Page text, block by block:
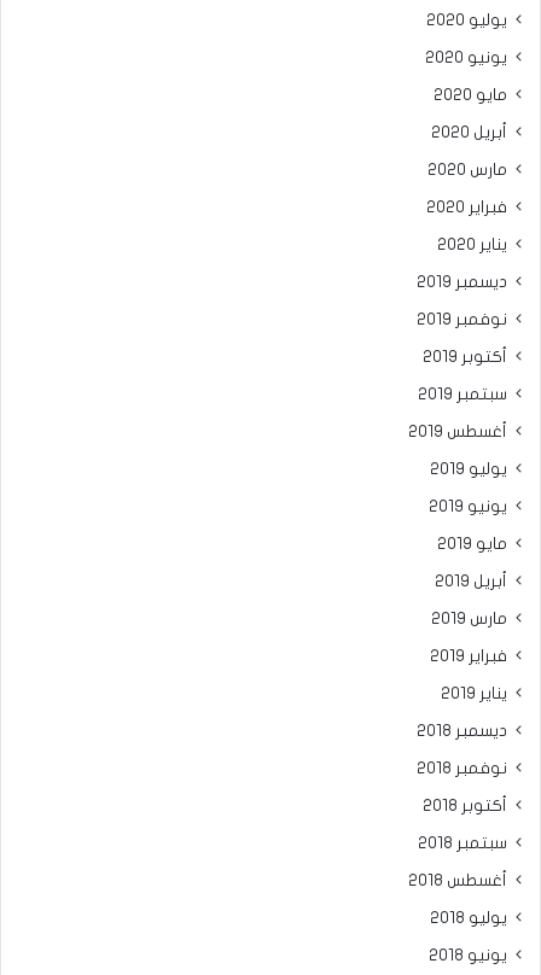
يوليو 2020
يونيو 2020
مايو 2020
أبريل 2020
مارس 2020
فبراير 2020
يناير 2020
ديسمبر 2019
نوفمبر 2019
أكتوبر 2019
سبتمبر 2019
أغسطس 2019
يوليو 2019
يونيو 2019
مايو 2019
أبريل 2019
مارس 2019
فبراير 2019
يناير 2019
ديسمبر 2018
نوفمبر 2018
أكتوبر 2018
سبتمبر 2018
أغسطس 2018
يوليو 2018
يونيو 2018